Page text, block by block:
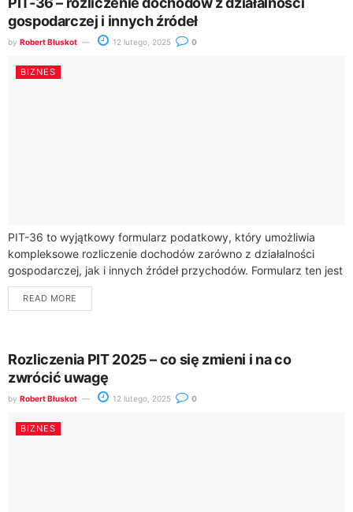
gospodarczej i innych źródeł
by Robert Błuskot 12 lutego, 2025 0
BIZNES
PIT-36 to wyjątkowy formularz podatkowy, który umożliwia
kompleksowe rozliczenie dochodów zarówno z działalności
gospodarczej, jak i innych źródeł przychodów. Formularz ten jest
szczególnie przydatny dla przedsiębiorców, których działalność
opodatkowana jest...
READ MORE
Rozliczenia PIT 2025 – co się zmieni i na co
zwrócić uwagę
by Robert Błuskot 12 lutego, 2025 0
BIZNES